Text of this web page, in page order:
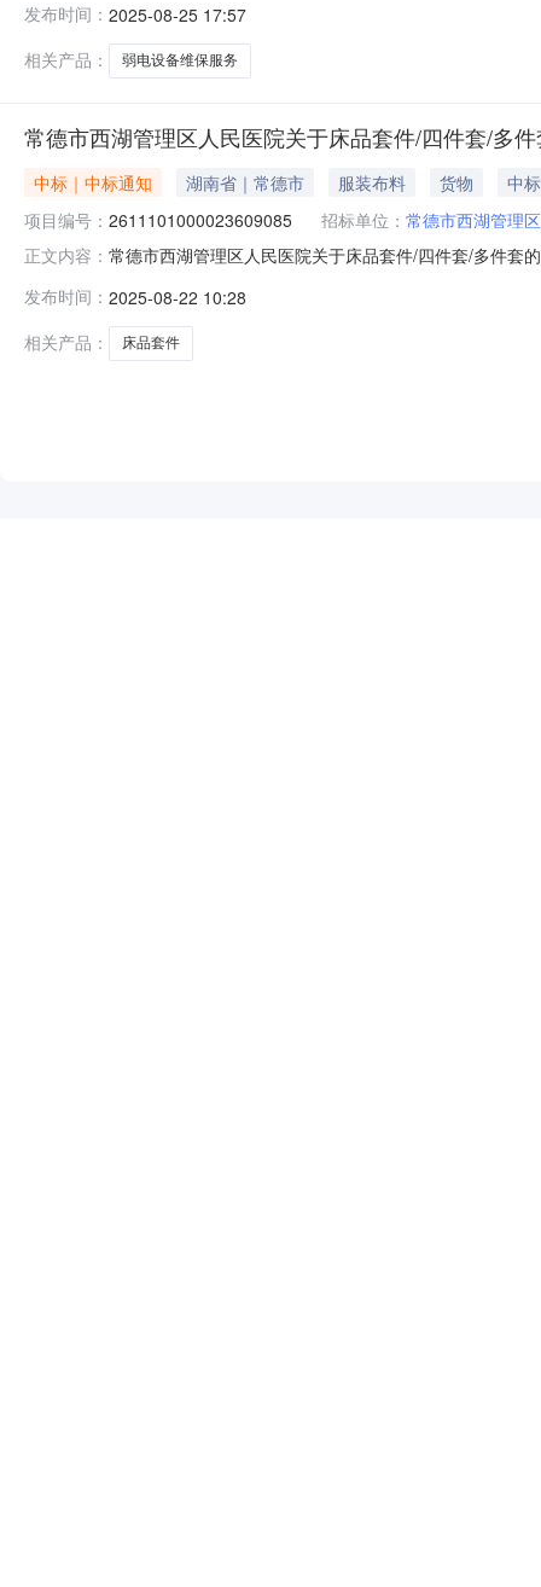
品采购-错误补充说明:商品采购-错误八、其他事项：九
代理机构名称：地址：联
发布时间： 2025-08-25 17:57
相关产品：
弱电设备维保服务
常德市西湖管理区人民医院关于床品套件/四件套/多
中标｜中标通知 湖南省｜常德市 服装布料 货物
中
项目编号： 2611101000023609085 招标单位： 常德市西湖管理
正文内容： 常德市西湖管理区人民医院关于床品套件/四件套/多件套
在行政区划编码:430714项目所在行政区划名称:湖南省
发布时间： 2025-08-22 10:28
相关产品：
床品套件